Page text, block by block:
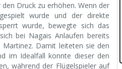
Druck zu erhöhen. Wenn der
wurde und der direkte
wurde, bewegte sich das
bei Nagais Anlaufen bereits
Damit leiteten sie den
im Idealfall konnte dieser den
während der Flügelspieler auf